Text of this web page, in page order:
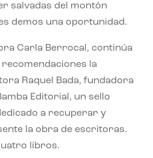
salvadas del montón
demos una oportunidad.
Carla Berrocal, continúa
la
Raquel Bada, fundadora
Editorial, un sello
a recuperar y
la obra de escritoras.
libros.